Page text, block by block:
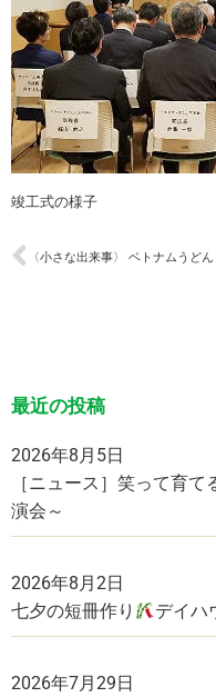
竣工式の様子
最近の投稿
2026年8月5日
［ニュース］笑って育
演会～
2026年8月2日
七夕の短冊作り デイハ
2026年7月29日